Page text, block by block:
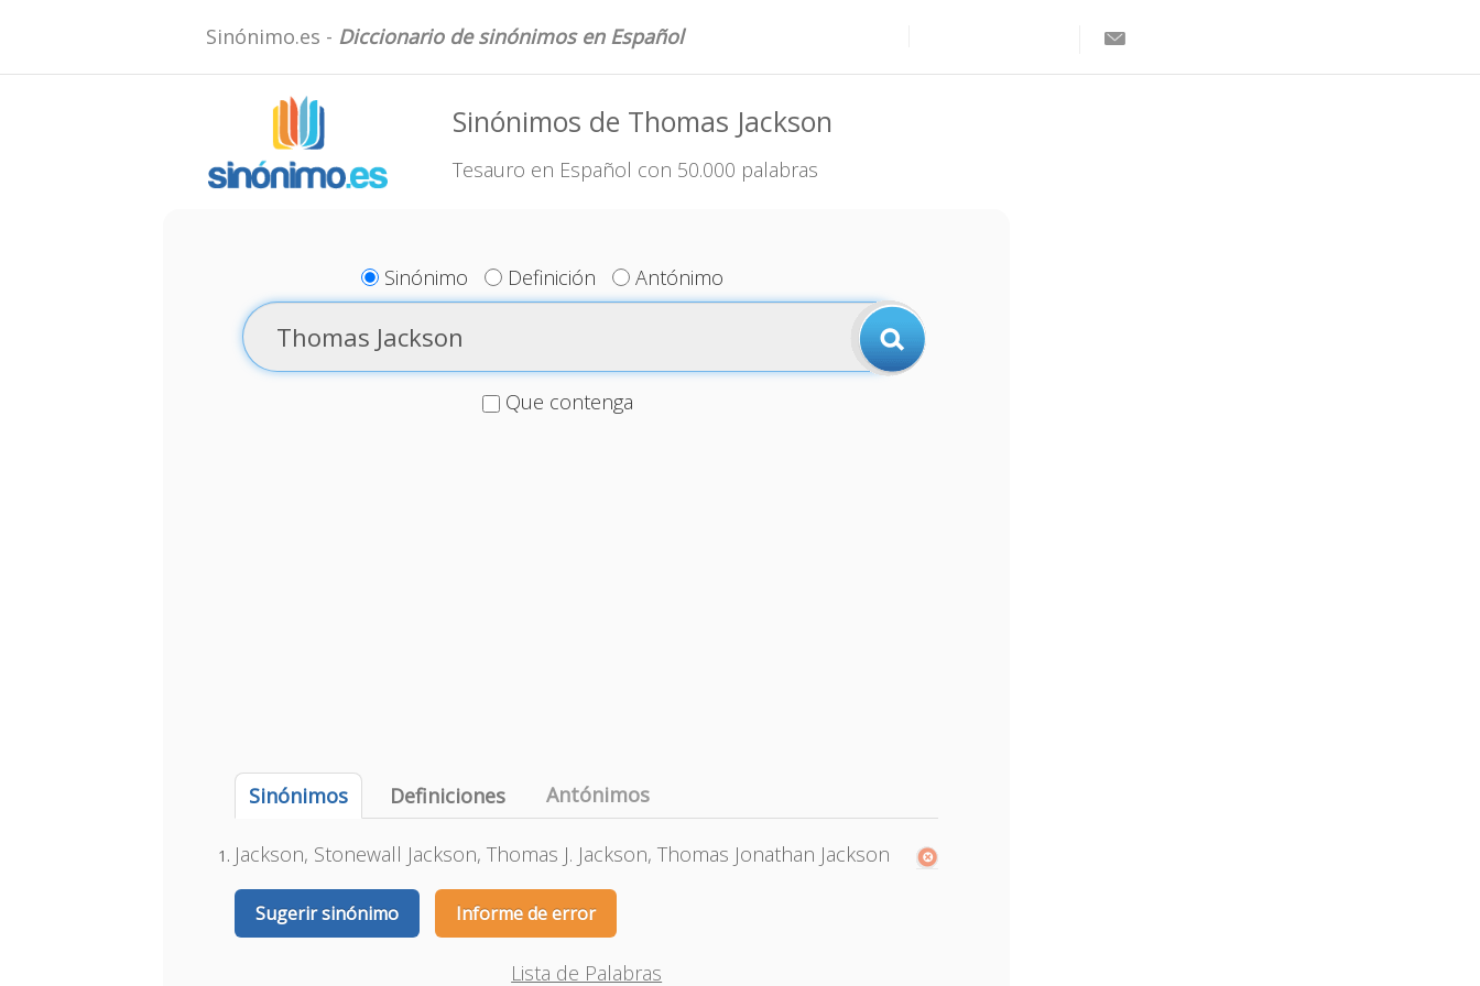
Sinónimo.es - Diccionario de sinónimos en Español
Sinónimos de Thomas Jackson
Tesauro en Español con 50.000 palabras
Sinónimo Definición Antónimo
Que contenga
Sinónimos Definiciones Antónimos
Jackson, Stonewall Jackson, Thomas J. Jackson, Thomas Jonathan Jackson
Sugerir sinónimo Informe de error
Lista de Palabras